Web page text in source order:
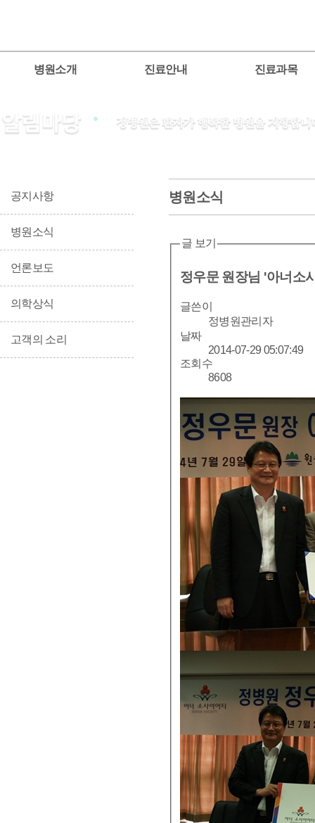
병원소개 진료안내 진료과목
공지사항
병원소식
언론보도
의학상식
고객의 소리
병원소식
글 보기
정우문 원장님 '아너소
글쓴이
정병원관리자
날짜
2014-07-29 05:07:49
조회수
8608